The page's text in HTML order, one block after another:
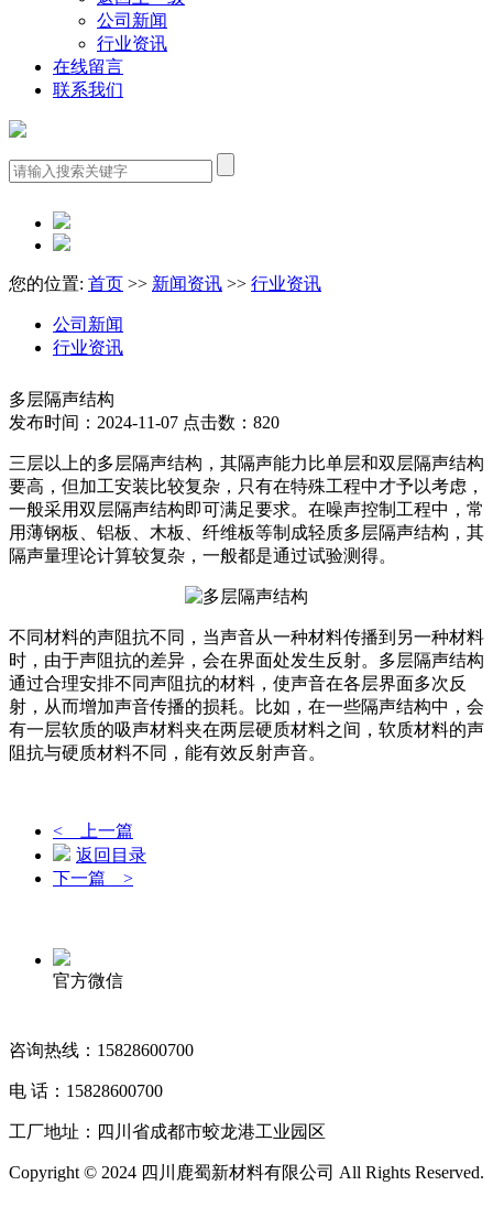
公司新闻
行业资讯
在线留言
联系我们
您的位置: 首页 >> 新闻资讯 >> 行业资讯
公司新闻
行业资讯
多层隔声结构
发布时间：2024-11-07 点击数：820
三层以上的多层隔声结构，其隔声能力比单层和双层隔声结构
要高，但加工安装比较复杂，只有在特殊工程中才予以考虑，
一般采用双层隔声结构即可满足要求。在噪声控制工程中，常
用薄钢板、铝板、木板、纤维板等制成轻质多层隔声结构，其
隔声量理论计算较复杂，一般都是通过试验测得。
不同材料的声阻抗不同，当声音从一种材料传播到另一种材料
时，由于声阻抗的差异，会在界面处发生反射。多层隔声结构
通过合理安排不同声阻抗的材料，使声音在各层界面多次反
射，从而增加声音传播的损耗。比如，在一些隔声结构中，会
有一层软质的吸声材料夹在两层硬质材料之间，软质材料的声
阻抗与硬质材料不同，能有效反射声音。
< 上一篇
返回目录
下一篇 >
官方微信
咨询热线：15828600700
电 话：15828600700
工厂地址：四川省成都市蛟龙港工业园区
Copyright © 2024 四川鹿蜀新材料有限公司 All Rights Reserved.